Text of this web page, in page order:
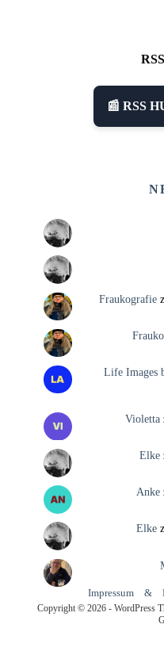
📰 RSS
Fraukografie
Life Images
Violetta
Elke
Anke
Elke
Impressum &
Copyright © 2026 - WordPress